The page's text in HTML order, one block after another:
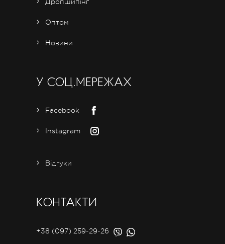
Оптом
Новини
У СОЦ.МЕРЕЖАХ
Facebook
Instagram
Відгуки
КОНТАКТИ
+38 (097) 259-29-26